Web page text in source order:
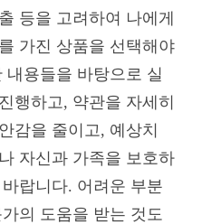
등을 고려하여 나에게
가진 상품을 선택해야
용들을 바탕으로 실
행하고, 약관을 자세히
감을 줄이고, 예상치
자신과 가족을 보호하
랍니다. 어려운 부분
의 도움을 받는 것도